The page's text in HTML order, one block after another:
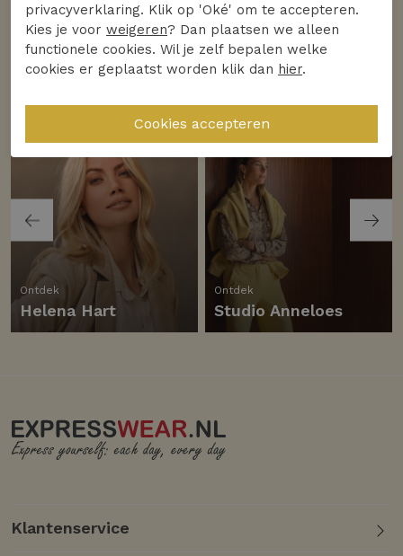
Volgens jullie
De favoriete merken
Ontdek
Helena Hart
Ontdek
Studio Anneloes
Klantenservice
privacyverklaring. Klik op 'Oké' om te accepteren.
Kies je voor weigeren? Dan plaatsen we alleen
functionele cookies. Wil je zelf bepalen welke
cookies er geplaatst worden klik dan hier.